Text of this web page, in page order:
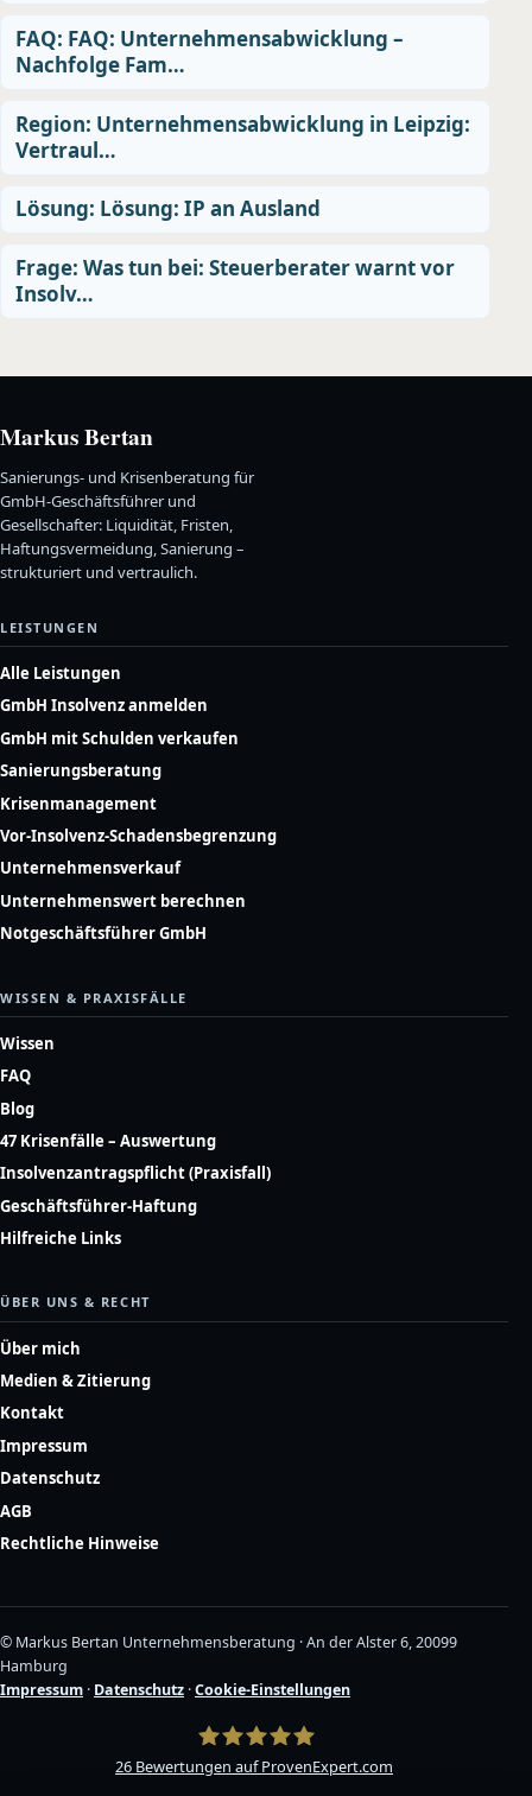
FAQ: FAQ: Unternehmensabwicklung –
Nachfolge Fam…
Region: Unternehmensabwicklung in Leipzig:
Vertraul…
Lösung: Lösung: IP an Ausland
Frage: Was tun bei: Steuerberater warnt vor
Insolv…
Markus Bertan
Sanierungs- und Krisenberatung für
GmbH-Geschäftsführer und
Gesellschafter: Liquidität, Fristen,
Haftungsvermeidung, Sanierung –
strukturiert und vertraulich.
LEISTUNGEN
Alle Leistungen
GmbH Insolvenz anmelden
GmbH mit Schulden verkaufen
Sanierungsberatung
Krisenmanagement
Vor-Insolvenz-Schadensbegrenzung
Unternehmensverkauf
Unternehmenswert berechnen
Notgeschäftsführer GmbH
WISSEN & PRAXISFÄLLE
Wissen
FAQ
Blog
47 Krisenfälle – Auswertung
Insolvenzantragspflicht (Praxisfall)
Geschäftsführer-Haftung
Hilfreiche Links
ÜBER UNS & RECHT
Über mich
Medien & Zitierung
Kontakt
Impressum
Datenschutz
AGB
Rechtliche Hinweise
© Markus Bertan Unternehmensberatung · An der Alster 6, 20099
Hamburg
Impressum · Datenschutz ·Cookie-Einstellungen
26 Bewertungen auf ProvenExpert.com